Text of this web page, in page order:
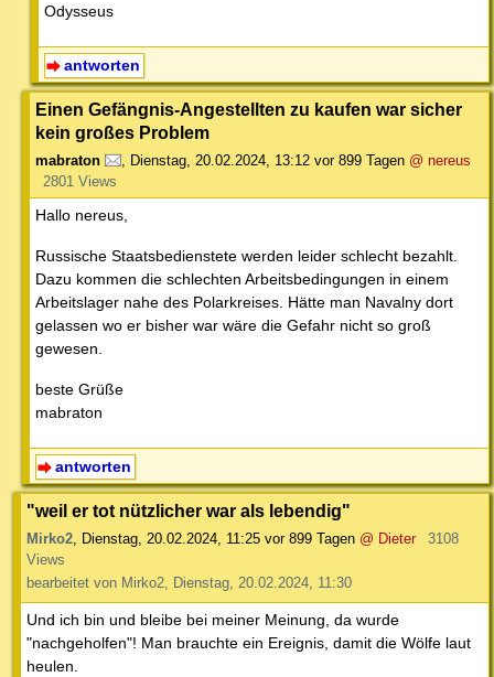
Odysseus
antworten
Einen Gefängnis-Angestellten zu kaufen war sicher
kein großes Problem
mabraton , Dienstag, 20.02.2024, 13:12 vor 899 Tagen @ nereus
2801 Views
Hallo nereus,
Russische Staatsbedienstete werden leider schlecht bezahlt.
Dazu kommen die schlechten Arbeitsbedingungen in einem
Arbeitslager nahe des Polarkreises. Hätte man Navalny dort
gelassen wo er bisher war wäre die Gefahr nicht so groß
gewesen.
beste Grüße
mabraton
antworten
"weil er tot nützlicher war als lebendig"
Mirko2, Dienstag, 20.02.2024, 11:25 vor 899 Tagen @ Dieter
3108
Views
bearbeitet von Mirko2, Dienstag, 20.02.2024, 11:30
Und ich bin und bleibe bei meiner Meinung, da wurde
"nachgeholfen"! Man brauchte ein Ereignis, damit die Wölfe laut
heulen.